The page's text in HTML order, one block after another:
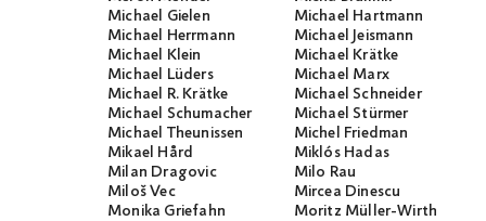
Michael Gielen
Michael Hartmann
Michael Herrmann
Michael Jeismann
Michael Klein
Michael Krätke
Michael Lüders
Michael Marx
Michael R. Krätke
Michael Schneider
Michael Schumacher
Michael Stürmer
Michael Theunissen
Michel Friedman
Mikael Hård
Miklós Hadas
Milan Dragovic
Milo Rau
Miloš Vec
Mircea Dinescu
Monika Griefahn
Moritz Müller-Wirth